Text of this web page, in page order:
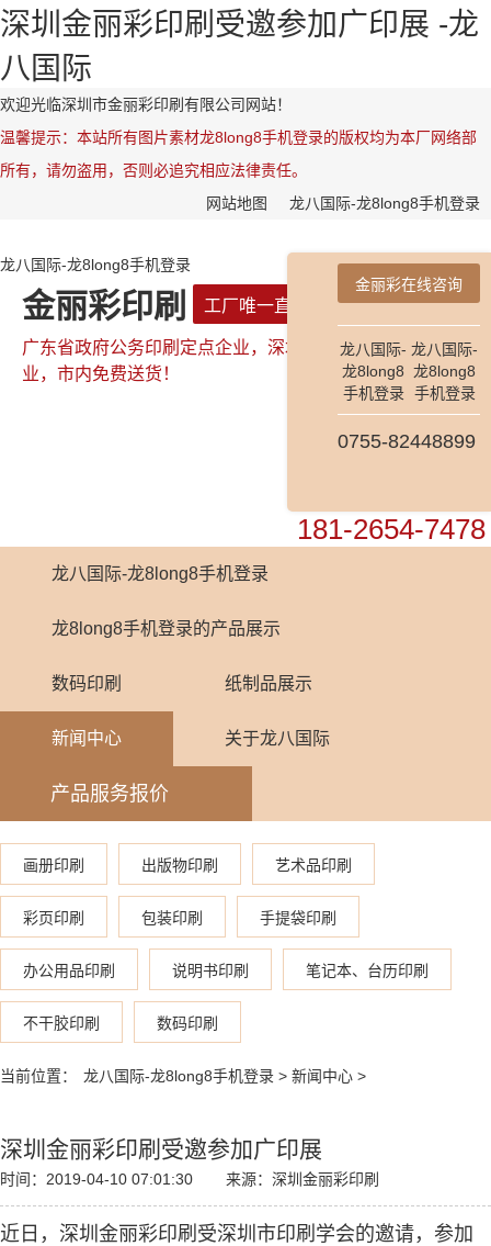
深圳金丽彩印刷受邀参加广印展 -龙
八国际
欢迎光临深圳市金丽彩印刷有限公司网站！
温馨提示：本站所有图片素材龙8long8手机登录的版权均为本厂网络部
所有，请勿盗用，否则必追究相应法律责任。
网站地图
龙八国际-龙8long8手机登录
龙八国际-龙8long8手机登录
金丽彩印刷 工厂唯一直属网站
广东省政府公务印刷定点企业，深圳市政府公务印刷定点企
业，市内免费送货！
181-2654-7478
龙八国际-龙8long8手机登录
龙8long8手机登录的产品展示
数码印刷 纸制品展示
新闻中心 关于龙八国际
产品服务报价
画册印刷 出版物印刷 艺术品印刷
彩页印刷 包装印刷 手提袋印刷
办公用品印刷 说明书印刷 笔记本、台历印刷
不干胶印刷 数码印刷
当前位置： 龙八国际-龙8long8手机登录 > 新闻中心 >
深圳金丽彩印刷受邀参加广印展
时间：2019-04-10 07:01:30 来源：深圳金丽彩印刷
近日，深圳金丽彩印刷受深圳市印刷学会的邀请，参加
金丽彩在线咨询
龙八国际-
龙8long8
手机登录
龙八国际-
龙8long8
手机登录
0755-82448899